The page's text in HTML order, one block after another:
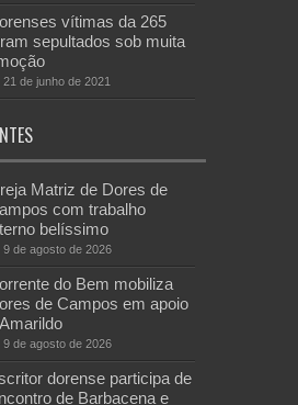
vítimas da 265
sepultados sob muita
21 de junho de 2021
Matriz de Dores de
com trabalho
belíssimo
9 de agosto de 2026
do Bem mobiliza
de Campos em apoio
9 de agosto de 2026
dorense participa de
de Barbacena e